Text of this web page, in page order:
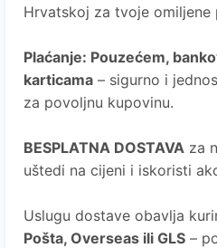
Hrvatskoj za tvoje omiljene
Plaćanje: Pouzećem,
karticama – sigurno i
za povoljnu kupovinu.
BESPLATNA DOSTAVA za
uštedi na cijeni i iskoristi
Uslugu dostave obavlja
Pošta, Overseas ili GLS –